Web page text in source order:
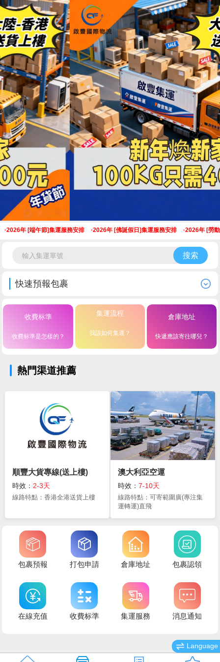
2026年 [端午節]集運服務安排 2026年 [佛誕假日]集運服務安排 2026年 [勞動
搜索
快速預報包裹
收費标準
收費标準是怎樣的？
集運流程
我該如何集運？
倉庫地址
快遞應該寄往哪兒？
熱門渠道推薦
順豐大貨專線(送上樓)
時效： 2-3天
線路特點：香港全港送貨上樓
澳大利亞空運
時效： 7-10天
線路特點：可寄範圍廣(專注集
運轉運)直飛
包裹預報 打包申請 倉庫地址 包裹認領
在線充值 收費标準 集運服務 消息通知
Language